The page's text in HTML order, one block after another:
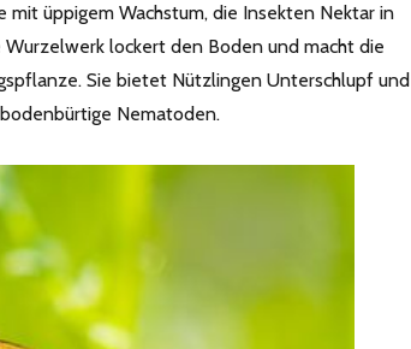
mit üppigem Wachstum, die Insekten Nektar in
lockert den Boden und macht die
Sie bietet Nützlingen Unterschlupf und
Nematoden.